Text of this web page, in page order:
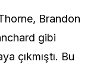
Brandon
gibi
çıkmıştı. Bu